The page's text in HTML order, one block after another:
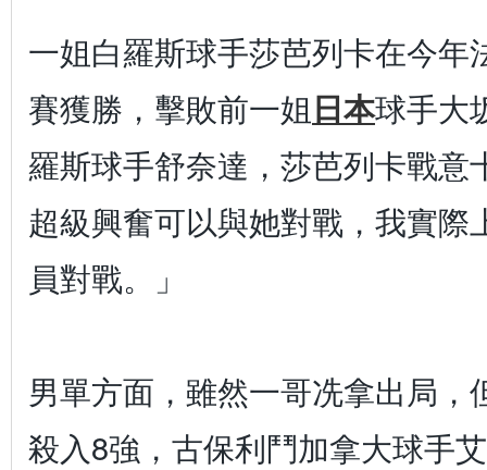
一姐白羅斯球手莎芭列卡在今年
賽獲勝，擊敗前一姐日本球手大
羅斯球手舒奈達，莎芭列卡戰意
超級興奮可以與她對戰，我實際
員對戰。」
男單方面，雖然一哥冼拿出局，
殺入8強，古保利鬥加拿大球手